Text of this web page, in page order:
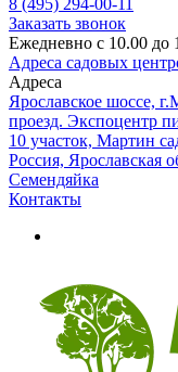
8 (495) 294-00-11
Заказать звонок
Ежедневно с 10.00 до
Адреса садовых
Адреса
Ярославское шоссе,
проезд. Экспоцентр
10 участок, Мартин
Россия, Ярославская
Семендяйка
Контакты